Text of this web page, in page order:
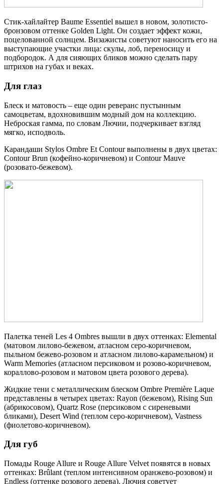
Стик-хайлайтер Baume Essentiel вышел в новом, золотисто-
бронзовом оттенке Golden Light. Он создает эффект кожи,
поцелованной солнцем. Визажисты советуют наносить его на
выступающие участки лица: скулы, лоб, переносицу и
подбородок. А для сияющих бликов можно сделать пару
штрихов на губах и веках.
Для глаз
Блеск и матовость – еще один реверанс пустынным
самоцветам, вдохновившим модный дом на коллекцию.
Неброская гамма, по словам Лючии, подчеркивает взгляд
мягко, исподволь.
Карандаши Stylos Ombre Et Contour выполнены в двух цветах:
Contour Brun (кофейно-коричневом) и Contour Mauve
(розовато-бежевом).
Палетка теней Les 4 Ombres вышли в двух оттенках: Elemental
(матовом лилово-бежевом, атласном серо-коричневом,
пыльном бежево-розовом и атласном лилово-карамельном) и
Warm Memories (атласном персиковом и розово-коричневом,
кораллово-розовом и матовом цвета розового дерева).
Жидкие тени с металлическим блеском Ombre Première Laque
представлены в четырех цветах: Rayon (бежевом), Rising Sun
(абрикосовом), Quartz Rose (персиковом с сиреневыми
бликами), Desert Wind (теплом серо-коричневом), Vastness
(фиолетово-коричневом).
Для губ
Помады Rouge Allure и Rouge Allure Velvet появятся в новых
оттенках: Brûlant (теплом интенсивном оранжево-розовом) и
Endless (оттенке розового дерева). Лючия советует